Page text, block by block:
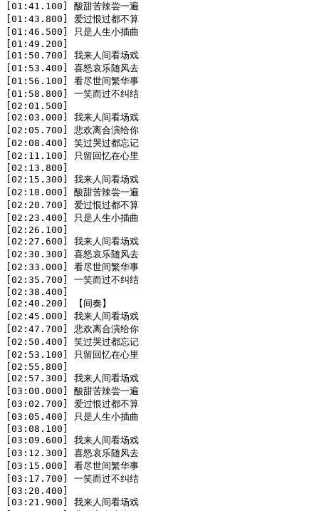
[01:41.100] 酸甜苦辣尝一遍
[01:43.800] 爱过恨过都不算
[01:46.500] 只是人生小插曲
[01:49.200]
[01:50.700] 我来人间看场戏
[01:53.400] 喜怒哀乐随风去
[01:56.100] 看尽世间繁华事
[01:58.800] 一笑而过不纠结
[02:01.500]
[02:03.000] 我来人间看场戏
[02:05.700] 悲欢离合演给你
[02:08.400] 笑过哭过都忘记
[02:11.100] 只留回忆在心里
[02:13.800]
[02:15.300] 我来人间看场戏
[02:18.000] 酸甜苦辣尝一遍
[02:20.700] 爱过恨过都不算
[02:23.400] 只是人生小插曲
[02:26.100]
[02:27.600] 我来人间看场戏
[02:30.300] 喜怒哀乐随风去
[02:33.000] 看尽世间繁华事
[02:35.700] 一笑而过不纠结
[02:38.400]
[02:40.200] 【间奏】
[02:45.000] 我来人间看场戏
[02:47.700] 悲欢离合演给你
[02:50.400] 笑过哭过都忘记
[02:53.100] 只留回忆在心里
[02:55.800]
[02:57.300] 我来人间看场戏
[03:00.000] 酸甜苦辣尝一遍
[03:02.700] 爱过恨过都不算
[03:05.400] 只是人生小插曲
[03:08.100]
[03:09.600] 我来人间看场戏
[03:12.300] 喜怒哀乐随风去
[03:15.000] 看尽世间繁华事
[03:17.700] 一笑而过不纠结
[03:20.400]
[03:21.900] 我来人间看场戏